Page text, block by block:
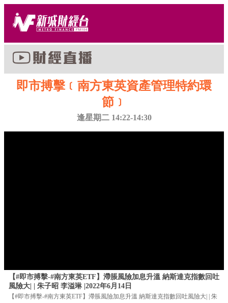
即市搏擊﹝南方東英資產管理特約環
節﹞
逢星期二 14:22-14:30
【#即市搏擊-#南方東英ETF】滯脹風險加息升溫 納斯達克指數回吐
風險大| | 朱子昭 李溢琳 |2022年6月14日
【#即市搏擊-#南方東英ETF】滯脹風險加息升溫 納斯達克指數回吐風險大| | 朱